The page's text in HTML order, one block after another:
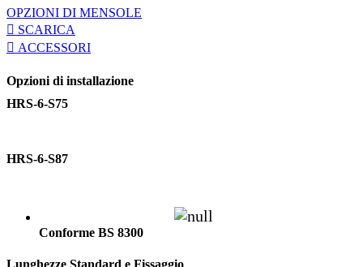
OPZIONI DI MENSOLE
SCARICA
ACCESSORI
Opzioni di installazione
HRS-6-S75
HRS-6-S87
Conforme BS 8300
Lunghezze Standard e Fissaggio